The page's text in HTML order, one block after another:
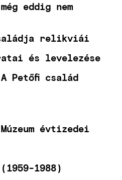
eddig nem
relikviái
és levelezése
Petőfi család
évtizedei
1988)